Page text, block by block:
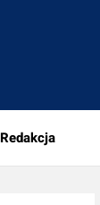
Redakcja